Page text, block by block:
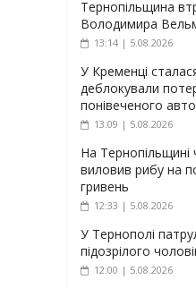
Тернопільщина
Володимира
13:14 | 5.08.2026
У Кременці
деблокували
понівеченого
13:09 | 5.08.2026
На Тернопільщині
виловив рибу на
гривень
12:33 | 5.08.2026
У Тернополі
підозрілого
12:00 | 5.08.2026